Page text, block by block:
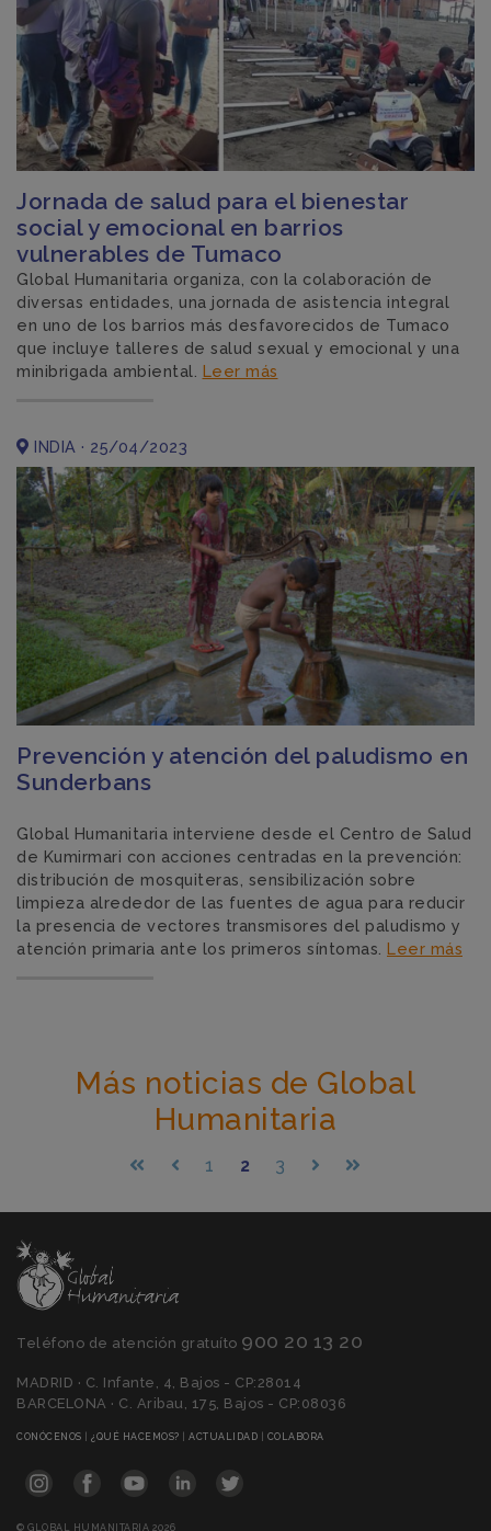
Jornada de salud para el bienestar
social y emocional en barrios
vulnerables de Tumaco
Global Humanitaria organiza, con la colaboración de
diversas entidades, una jornada de asistencia integral
en uno de los barrios más desfavorecidos de Tumaco
que incluye talleres de salud sexual y emocional y una
minibrigada ambiental. Leer más
INDIA · 25/04/2023
Prevención y atención del paludismo en
Sunderbans
Global Humanitaria interviene desde el Centro de Salud
de Kumirmari con acciones centradas en la prevención:
distribución de mosquiteras, sensibilización sobre
limpieza alrededor de las fuentes de agua para reducir
la presencia de vectores transmisores del paludismo y
atención primaria ante los primeros síntomas. Leer más
Más noticias de Global
Humanitaria
1 2 3
Teléfono de atención gratuíto 900 20 13 20
MADRID · C. Infante, 4, Bajos - CP:28014
BARCELONA · C. Aribau, 175, Bajos - CP:08036
CONÓCENOS (CURRENT)
¿QUÉ HACEMOS? (CURRENT)
ACTUALIDAD (CURRENT)
COLABORA(CURRENT)
© GLOBAL HUMANITARIA 2026